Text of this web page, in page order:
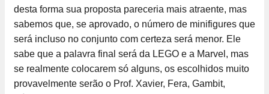
desta forma sua proposta pareceria mais atraente, mas
sabemos que, se aprovado, o número de minifigures que
será incluso no conjunto com certeza será menor. Ele
sabe que a palavra final será da LEGO e a Marvel, mas
se realmente colocarem só alguns, os escolhidos muito
provavelmente serão o Prof. Xavier, Fera, Gambit,